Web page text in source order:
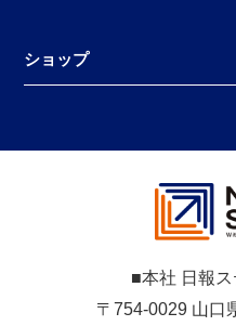
ショップ
■本社 日報
〒754-0029 山口